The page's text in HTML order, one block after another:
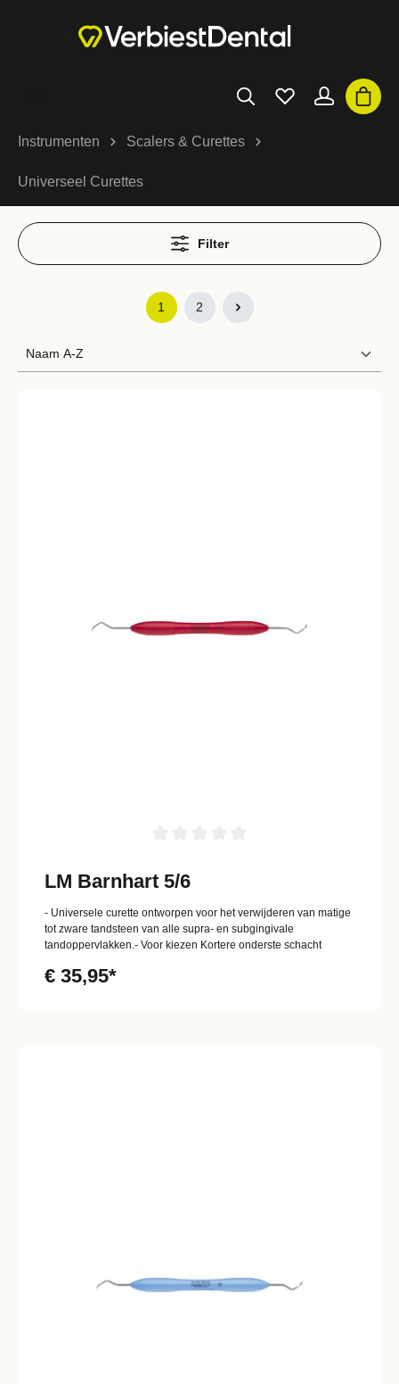
Instrumenten Scalers & Curettes
Universeel Curettes
Filter
1 2
LM Barnhart 5/6
- Universele curette ontworpen voor het verwijderen van matige
tot zware tandsteen van alle supra- en subgingivale
tandoppervlakken.- Voor kiezen Kortere onderste schacht
€ 35,95*